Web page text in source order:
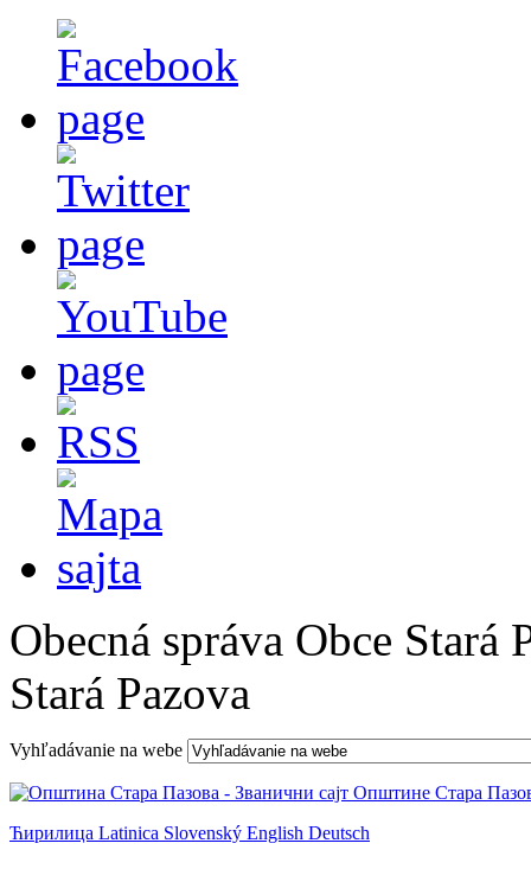
Obecná správa Obce Stará
Stará Pazova
Vyhľadávanie na webe
Ћирилица Latinica Slovenský English Deutsch